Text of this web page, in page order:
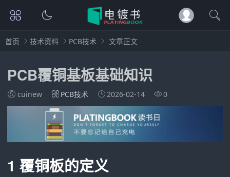
首页 技术资料 PCB技术 文章正文
PCB覆铜基板基础知识
cuinew PCB技术 2026-02-14 0
1 覆铜板的定义